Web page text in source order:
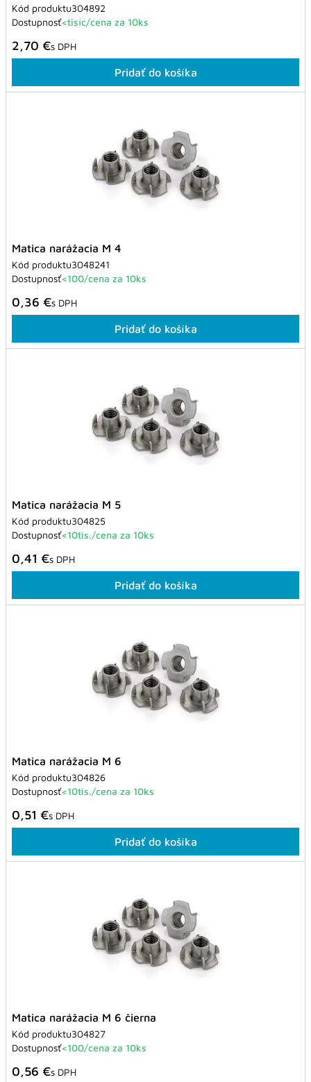
Kód produktu304892
Dostupnosť<tisíc/cena za 10ks
2,70 €s DPH
Pridať do košíka
Matica narážacia M 4
Kód produktu3048241
Dostupnosť<100/cena za 10ks
0,36 €s DPH
Pridať do košíka
Matica narážacia M 5
Kód produktu304825
Dostupnosť<10tis./cena za 10ks
0,41 €s DPH
Pridať do košíka
Matica narážacia M 6
Kód produktu304826
Dostupnosť<10tis./cena za 10ks
0,51 €s DPH
Pridať do košíka
Matica narážacia M 6 čierna
Kód produktu304827
Dostupnosť<100/cena za 10ks
0,56 €s DPH